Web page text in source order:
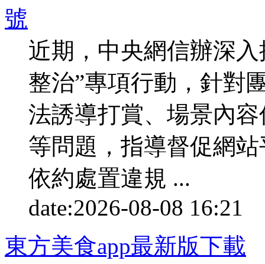
號
近期，中央網信辦深
整治”專項行動，針對
法誘導打賞、場景內
等問題，指導督促網
依約處置違規 ...
date:2026-08-08 16:21
東方美食app最新版下載